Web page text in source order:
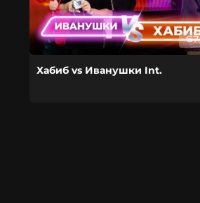
Хабиб vs Иванушки Int.